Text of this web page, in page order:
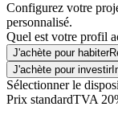
Configurez votre
personnalisé.
Quel est votre profil
J'achète pour habiter
J'achète pour investir
Sélectionner le
Prix standardTVA